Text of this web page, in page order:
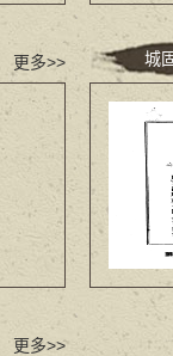
更多>> 城
更多>>